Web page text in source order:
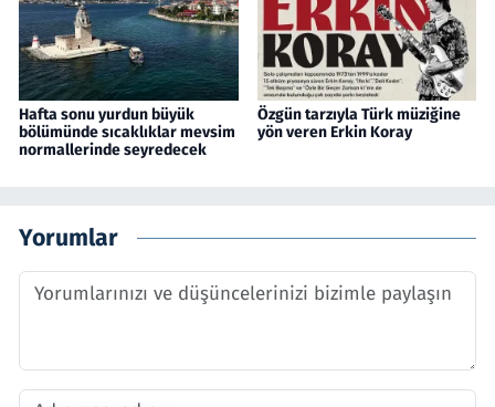
Hafta sonu yurdun büyük
bölümünde sıcaklıklar mevsim
normallerinde seyredecek
Özgün tarzıyla Türk müziğine
yön veren Erkin Koray
Yorumlar